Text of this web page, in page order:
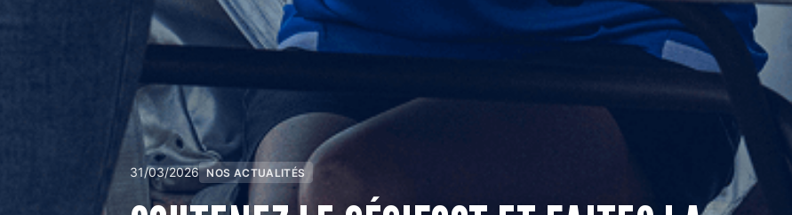
31/03/2026 NOS ACTUALITÉS